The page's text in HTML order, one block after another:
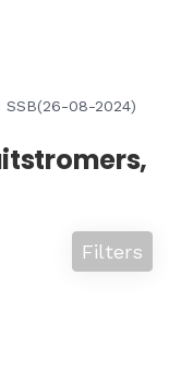
SSB(26-08-2024)
Filters